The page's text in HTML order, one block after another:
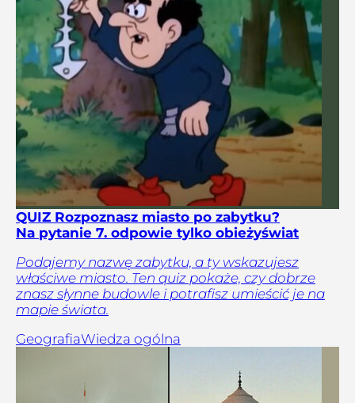
QUIZ Rozpoznasz miasto po zabytku?
Na pytanie 7. odpowie tylko obieżyświat
Podajemy nazwę zabytku, a ty wskazujesz
właściwe miasto. Ten quiz pokaże, czy dobrze
znasz słynne budowle i potrafisz umieścić je na
mapie świata.
GeografiaWiedza ogólna